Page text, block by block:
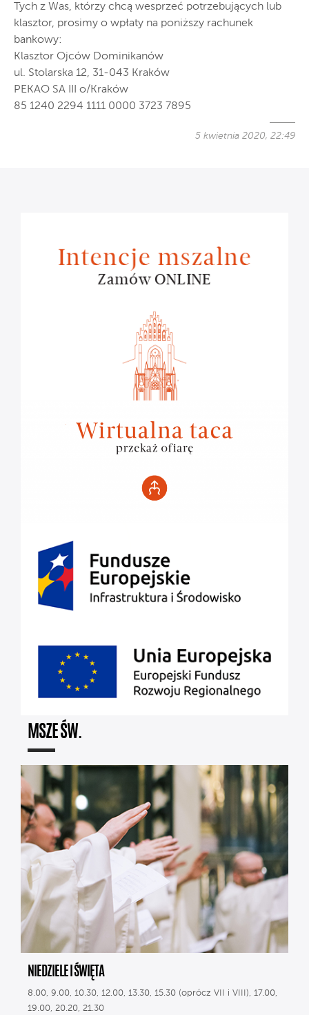
Tych z Was, którzy chcą wesprzeć potrzebujących lub
klasztor, prosimy o wpłaty na poniższy rachunek
bankowy:
Klasztor Ojców Dominikanów
ul. Stolarska 12, 31-043 Kraków
PEKAO SA III o/Kraków
85 1240 2294 1111 0000 3723 7895
5 kwietnia 2020, 22:49
MSZE ŚW.
NIEDZIELE I ŚWIĘTA
8.00, 9.00, 10.30, 12.00, 13.30, 15.30 (oprócz VII i VIII), 17.00,
19.00, 20.20, 21.30